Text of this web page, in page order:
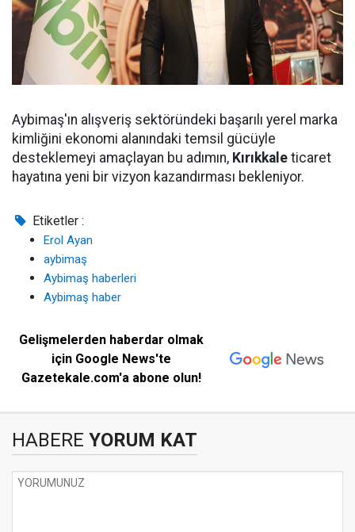
Aybimaş'ın alışveriş sektöründeki başarılı yerel marka
kimliğini ekonomi alanındaki temsil gücüyle
desteklemeyi amaçlayan bu adımın, Kırıkkale ticaret
hayatına yeni bir vizyon kazandırması bekleniyor.
Etiketler :
Erol Ayan
aybimaş
Aybimaş haberleri
Aybimaş haber
Gelişmelerden haberdar olmak
için Google News'te
Gazetekale.com'a abone olun!
HABERE YORUM KAT